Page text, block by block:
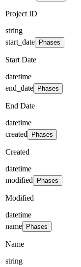
Project ID
string
start_date
Phases
Start Date
datetime
end_date
Phases
End Date
datetime
created
Phases
Created
datetime
modified
Phases
Modified
datetime
name
Phases
Name
string